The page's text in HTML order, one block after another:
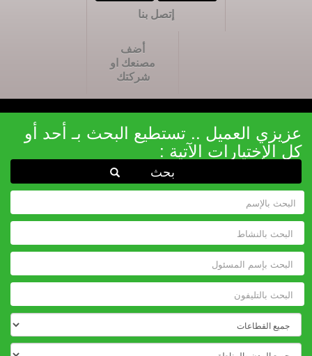
إتصل بنا
أضف
مصنعك او
شركتك
عزيزي العميل .. تستطيع البحث بـ أحد أو
كل الإختيارات الآتية :